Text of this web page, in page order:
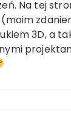
Na tej
3D, a